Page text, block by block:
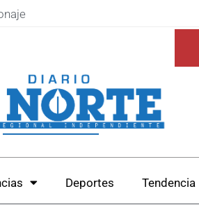
Deportes Tendencia